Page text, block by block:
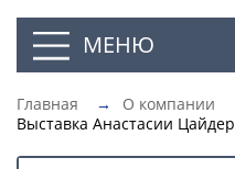
МЕНЮ
Главная → О компании
Выставка Анастасии Цайдер